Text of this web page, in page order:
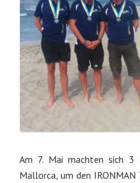
Am 7. Mai machten sich 3
Mallorca, um den